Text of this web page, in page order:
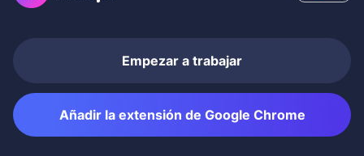
Empezar a trabajar
Añadir la extensión de Google Chrome